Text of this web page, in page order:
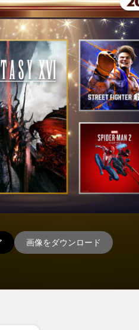
画像をダウンロード